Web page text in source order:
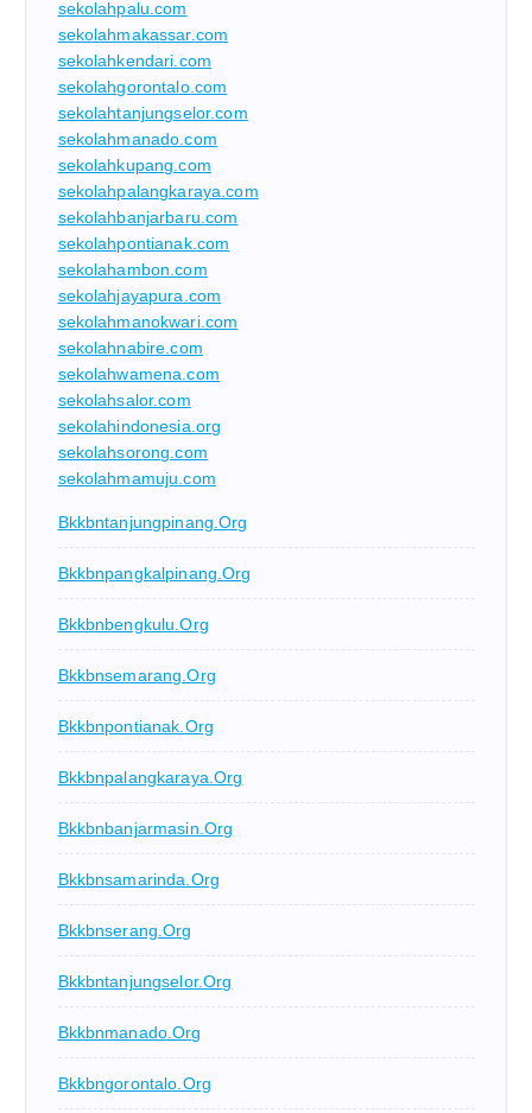
sekolahpalu.com
sekolahmakassar.com
sekolahkendari.com
sekolahgorontalo.com
sekolahtanjungselor.com
sekolahmanado.com
sekolahkupang.com
sekolahpalangkaraya.com
sekolahbanjarbaru.com
sekolahpontianak.com
sekolahambon.com
sekolahjayapura.com
sekolahmanokwari.com
sekolahnabire.com
sekolahwamena.com
sekolahsalor.com
sekolahindonesia.org
sekolahsorong.com
sekolahmamuju.com
Bkkbntanjungpinang.org
Bkkbnpangkalpinang.org
Bkkbnbengkulu.org
Bkkbnsemarang.org
Bkkbnpontianak.org
Bkkbnpalangkaraya.org
Bkkbnbanjarmasin.org
Bkkbnsamarinda.org
Bkkbnserang.org
Bkkbntanjungselor.org
Bkkbnmanado.org
Bkkbngorontalo.org